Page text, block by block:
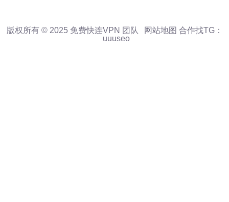
版权所有 © 2025 免费快连VPN 团队 网站地图 合作找TG：
uuuseo